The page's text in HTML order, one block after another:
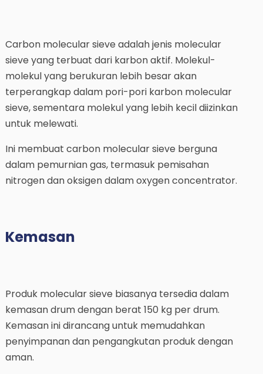
Carbon molecular sieve adalah jenis molecular
sieve yang terbuat dari karbon aktif. Molekul-
molekul yang berukuran lebih besar akan
terperangkap dalam pori-pori karbon molecular
sieve, sementara molekul yang lebih kecil diizinkan
untuk melewati.
Ini membuat carbon molecular sieve berguna
dalam pemurnian gas, termasuk pemisahan
nitrogen dan oksigen dalam oxygen concentrator.
Kemasan
Produk molecular sieve biasanya tersedia dalam
kemasan drum dengan berat 150 kg per drum.
Kemasan ini dirancang untuk memudahkan
penyimpanan dan pengangkutan produk dengan
aman.